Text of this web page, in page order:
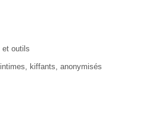
et outils
kiffants, anonymisés